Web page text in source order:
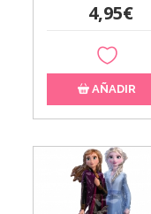
4,95€
AÑADIR